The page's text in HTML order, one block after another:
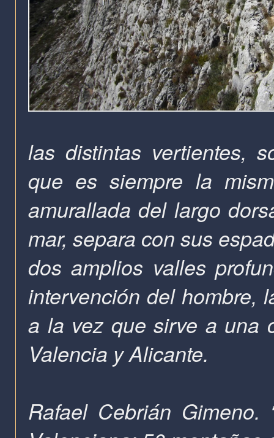
las distintas vertientes,
que es siempre la
amurallada del largo
mar, separa con sus
dos amplios valles
intervención del hombre,
a la vez que sirve a una
Valencia y Alicante.
Rafael Cebrián